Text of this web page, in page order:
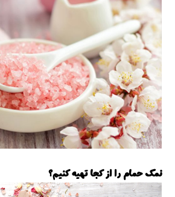
نمک حمام
نمک حمام را از کجا تهیه کنیم؟